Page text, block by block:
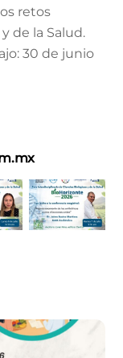
retos
de la Salud.
30 de junio